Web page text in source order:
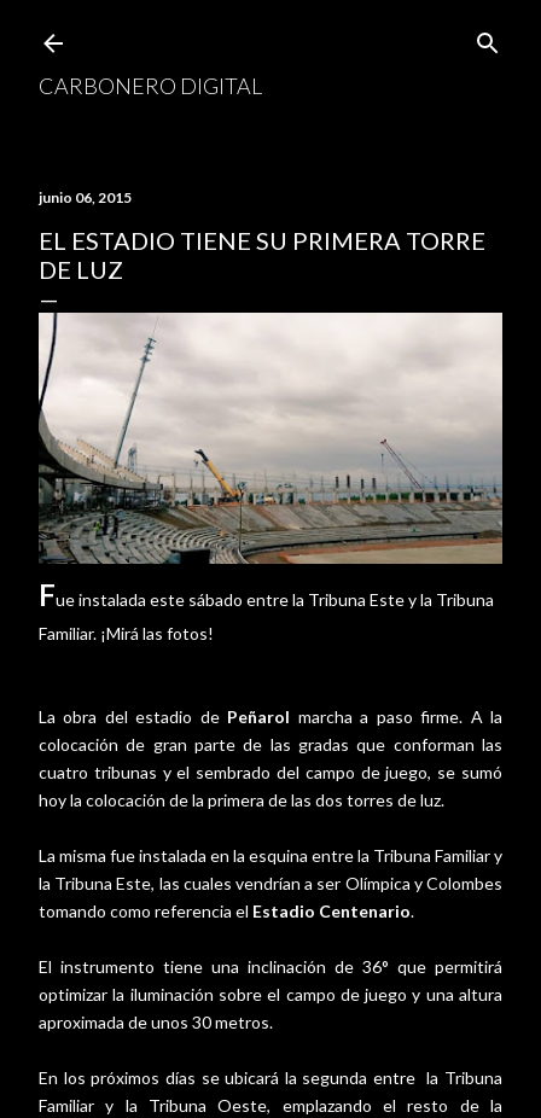
CARBONERO DIGITAL
junio 06, 2015
EL ESTADIO TIENE SU PRIMERA TORRE
DE LUZ
Fue instalada este sábado entre la Tribuna Este y la Tribuna
Familiar. ¡Mirá las fotos!
La obra del estadio de Peñarol marcha a paso firme. A la
colocación de gran parte de las gradas que conforman las
cuatro tribunas y el sembrado del campo de juego, se sumó
hoy la colocación de la primera de las dos torres de luz.
La misma fue instalada en la esquina entre la Tribuna Familiar y
la Tribuna Este, las cuales vendrían a ser Olímpica y Colombes
tomando como referencia el Estadio Centenario.
El instrumento tiene una inclinación de 36° que permitirá
optimizar la iluminación sobre el campo de juego y una altura
aproximada de unos 30 metros.
En los próximos días se ubicará la segunda entre la Tribuna
Familiar y la Tribuna Oeste, emplazando el resto de la